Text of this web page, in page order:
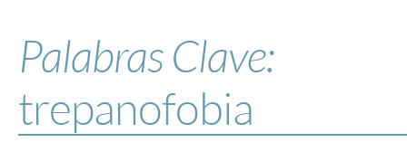
ESPECIALES
BLOG
NOTICIAS
Palabras Clave:
trepanofobia